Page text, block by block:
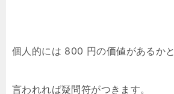
個人的には 800 円の価値があるかと
言われれば疑問符がつきます。